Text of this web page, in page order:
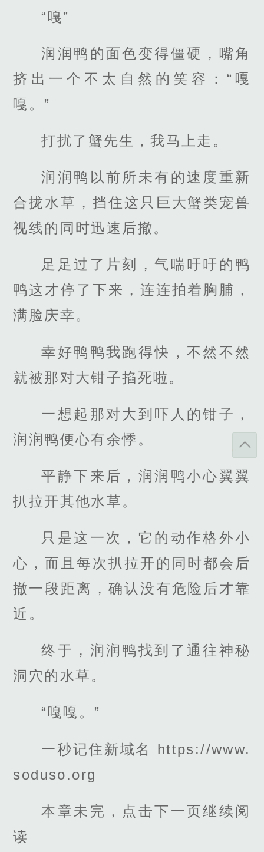
“嘎”
润润鸭的面色变得僵硬，嘴角
挤出一个不太自然的笑容：“嘎
嘎。”
打扰了蟹先生，我马上走。
润润鸭以前所未有的速度重新
合拢水草，挡住这只巨大蟹类宠兽
视线的同时迅速后撤。
足足过了片刻，气喘吁吁的鸭
鸭这才停了下来，连连拍着胸脯，
满脸庆幸。
幸好鸭鸭我跑得快，不然不然
就被那对大钳子掐死啦。
一想起那对大到吓人的钳子，
润润鸭便心有余悸。
平静下来后，润润鸭小心翼翼
扒拉开其他水草。
只是这一次，它的动作格外小
心，而且每次扒拉开的同时都会后
撤一段距离，确认没有危险后才靠
近。
终于，润润鸭找到了通往神秘
洞穴的水草。
“嘎嘎。”
一秒记住新域名 https://www.
soduso.org
本章未完，点击下一页继续阅
读